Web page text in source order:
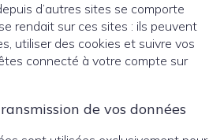
d’autres sites se comporte
rendait sur ces sites : ils peuvent
utiliser des cookies et suivre vos
connecté à votre compte sur
de vos données